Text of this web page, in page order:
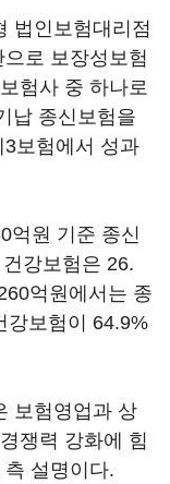
법인보험대리점
로 보장성보험
험사 중 하나로
납 종신보험을
보험에서 성과
억원 기준 종신
강보험은 26.
억원에서는 종
강보험이 64.9%
보험영업과 상
쟁력 강화에 힘
설명이다.